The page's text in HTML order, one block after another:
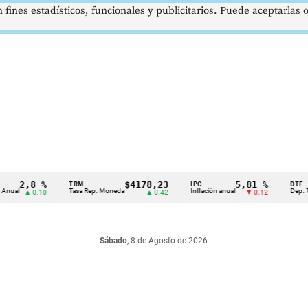
2,8 %
▲ 0.10 Tasa Rep. Moneda
$4178,23
▲ 0.42 Inflación anual
5,81 %
▼ 0.12 Dep.
Sábado, 8 de Agosto de 2026
estadísticos, funcionales y publicitarios. Puede aceptarlas